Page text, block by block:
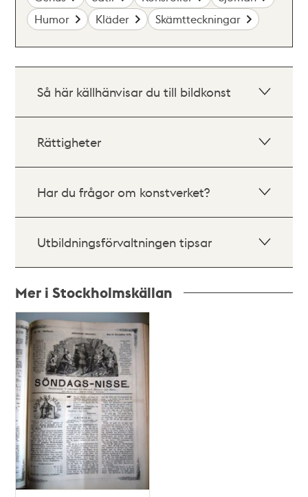
Humor
Kläder Skämtteckningar
Så här källhänvisar du till bildkonst
Rättigheter
Har du frågor om konstverket?
Utbildningsförvaltningen tipsar
Mer i Stockholmskällan
Relaterade
poster
och
teman